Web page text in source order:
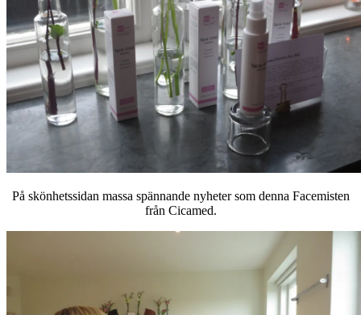
På skönhetssidan massa spännande nyheter som denna Facemisten
från Cicamed.